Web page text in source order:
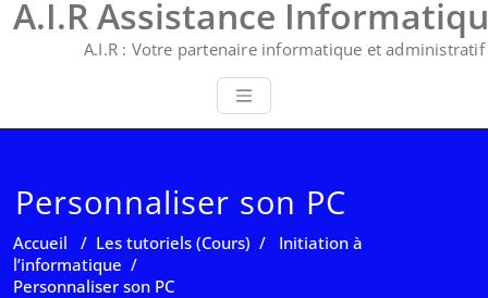
A.I.R Assistance
A.I.R : Votre partenaire informatique et administratif
Personnaliser son PC
Accueil / Les tutoriels (Cours) / Initiation à
l’informatique /
Personnaliser son PC